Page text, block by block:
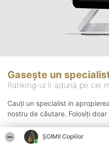
ȘOIMII Copiilor
Gasește un
Ranking-ul îi adună pe cei
Cauți un specialist in
nostru de căutare. Folosiți